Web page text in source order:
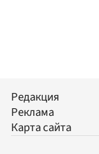
Редакция
Реклама
Карта сайта